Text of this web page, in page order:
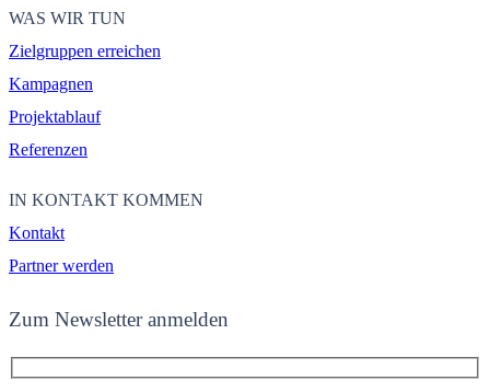
WAS WIR TUN
Zielgruppen erreichen
Kampagnen
Projektablauf
Referenzen
IN KONTAKT KOMMEN
Kontakt
Partner werden
Zum Newsletter anmelden